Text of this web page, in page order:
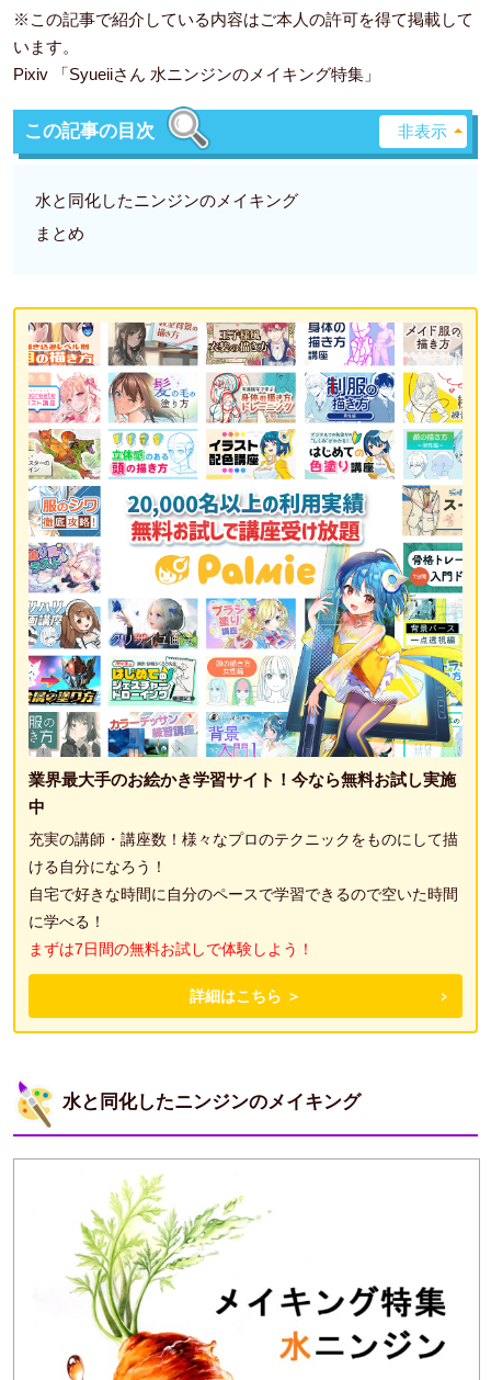
※この記事で紹介している内容はご本人の許可を得て掲載して
います。
Pixiv 「Syueiiさん 水ニンジンのメイキング特集」
この記事の目次
水と同化したニンジンのメイキング
まとめ
業界最大手のお絵かき学習サイト！今なら無料お試し実施
中
充実の講師・講座数！様々なプロのテクニックをものにして描
ける自分になろう！
自宅で好きな時間に自分のペースで学習できるので空いた時間
に学べる！
まずは7日間の無料お試しで体験しよう！
詳細はこちら ＞
水と同化したニンジンのメイキング